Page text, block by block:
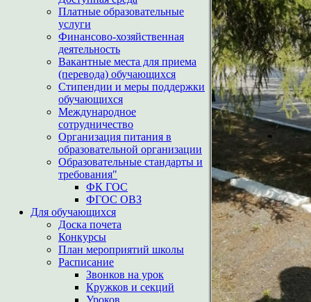
Платные образовательные
услуги
Финансово-хозяйственная
деятельность
Вакантные места для приема
(перевода) обучающихся
Стипендии и меры поддержки
обучающихся
Международное
сотрудничество
Организация питания в
образовательной организации
Образовательные стандарты и
требования"
ФК ГОС
ФГОС ОВЗ
Для обучающихся
Доска почета
Конкурсы
План мероприятий школы
Расписание
Звонков на урок
Кружков и секций
Уроков